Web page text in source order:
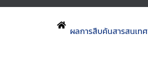
ผลการสืบค้นสารสนเทศ